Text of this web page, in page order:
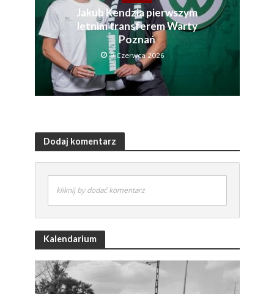
Jakub Kendzia pierwszym
letnim transferem Warty
Poznań
9 Czerwca 2026
Dodaj komentarz
kliknij by dodać komentarz
Kalendarium